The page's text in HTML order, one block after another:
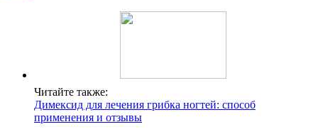
Читайте также:
Димексид для лечения грибка ногтей: способ
применения и отзывы